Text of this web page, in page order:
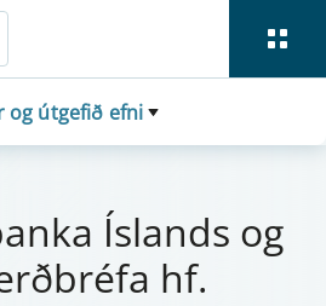
og útgefið efni
Íslands og
hf.